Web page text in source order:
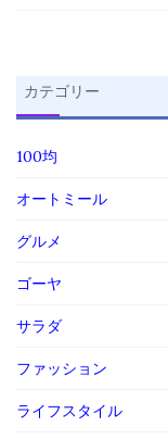
カテゴリー
100均
オートミール
グルメ
ゴーヤ
サラダ
ファッション
ライフスタイル